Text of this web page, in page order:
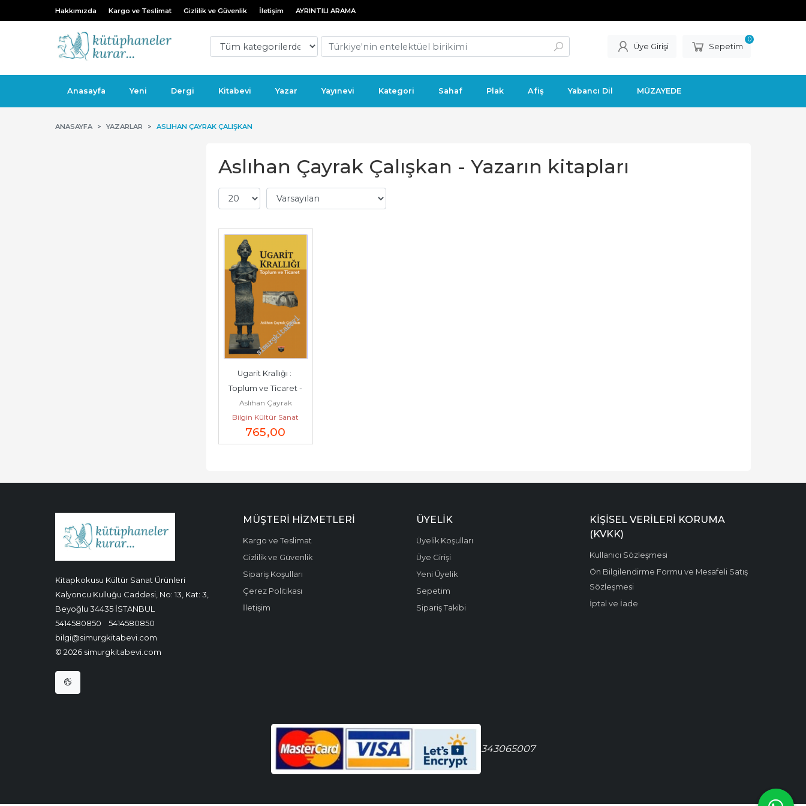
Hakkımızda Kargo ve Teslimat Gizlilik ve Güvenlik İletişim AYRINTILI ARAMA
Üye Girişi Sepetim
0
Anasayfa Yeni Dergi Kitabevi Yazar Yayınevi Kategori Sahaf Plak Afiş Yabancı Dil MÜZAYEDE
ANASAYFA YAZARLAR ASLIHAN ÇAYRAK ÇALIŞKAN
Aslıhan Çayrak Çalışkan - Yazarın kitapları
Ugarit Krallığı :
Toplum ve Ticaret -
Aslıhan Çayrak
Çalışkan
Bilgin Kültür Sanat
Yayınları
765,00
Kitapkokusu Kültür Sanat Ürünleri
Kalyoncu Kulluğu Caddesi, No: 13, Kat: 3,
Beyoğlu 34435 İSTANBUL
5414580850
5414580850
bilgi@simurgkitabevi.com
© 2026 simurgkitabevi.com
MÜŞTERI HIZMETLERI
Kargo ve Teslimat
Gizlilik ve Güvenlik
Sipariş Koşulları
Çerez Politikası
İletişim
ÜYELIK
Üyelik Koşulları
Üye Girişi
Yeni Üyelik
Sepetim
Sipariş Takibi
KIŞISEL VERILERI KORUMA
(KVKK)
Kullanıcı Sözleşmesi
Ön Bilgilendirme Formu ve Mesafeli Satış
Sözleşmesi
İptal ve İade
343065007